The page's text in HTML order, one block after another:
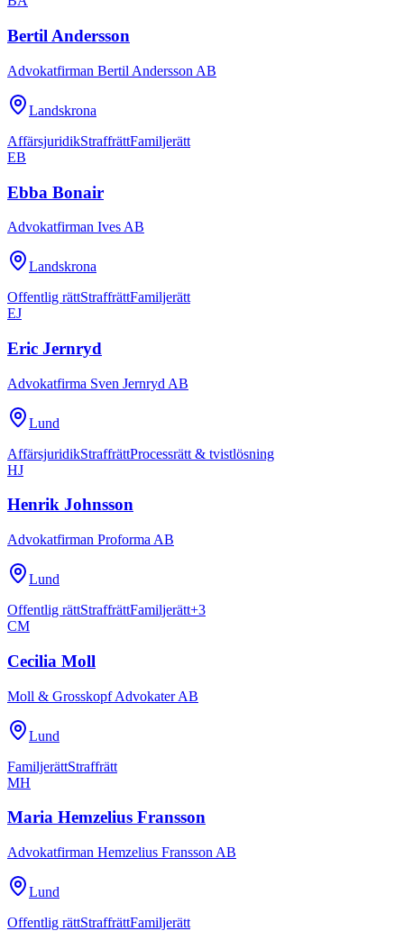
Bertil Andersson
Advokatfirman Bertil Andersson AB
Landskrona
AffärsjuridikStraffrättFamiljerätt
EB
Ebba Bonair
Advokatfirman Ives AB
Landskrona
Offentlig rättStraffrättFamiljerätt
EJ
Eric Jernryd
Advokatfirma Sven Jernryd AB
Lund
AffärsjuridikStraffrättProcessrätt & tvistlösning
HJ
Henrik Johnsson
Advokatfirman Proforma AB
Lund
Offentlig rättStraffrättFamiljerätt+3
CM
Cecilia Moll
Moll & Grosskopf Advokater AB
Lund
FamiljerättStraffrätt
MH
Maria Hemzelius Fransson
Advokatfirman Hemzelius Fransson AB
Lund
Offentlig rättStraffrättFamiljerätt